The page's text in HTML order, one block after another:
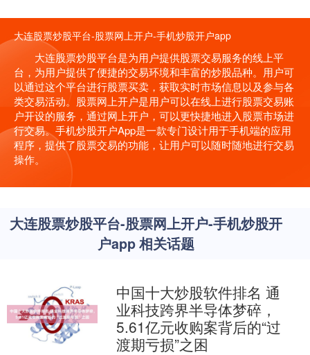
大连股票炒股平台-股票网上开户-手机炒股开户app
大连股票炒股平台是为用户提供股票交易服务的线上平
台，为用户提供了便捷的交易环境和丰富的炒股品种。用户可
以通过这个平台进行股票买卖，获取实时市场信息以及参与各
类交易活动。股票网上开户是用户可以在线上进行股票交易账
户开设的服务，通过网上开户，可以更快捷地进入股票市场进
行交易。手机炒股开户App是一款专门设计用于手机端的应用
程序，提供了股票交易的功能，让用户可以随时随地进行交易
操作。
大连股票炒股平台-股票网上开户-手机炒股开
户app 相关话题
中国十大炒股软件排名 通
业科技跨界半导体梦碎，
5.61亿元收购案背后的“过
渡期亏损”之困